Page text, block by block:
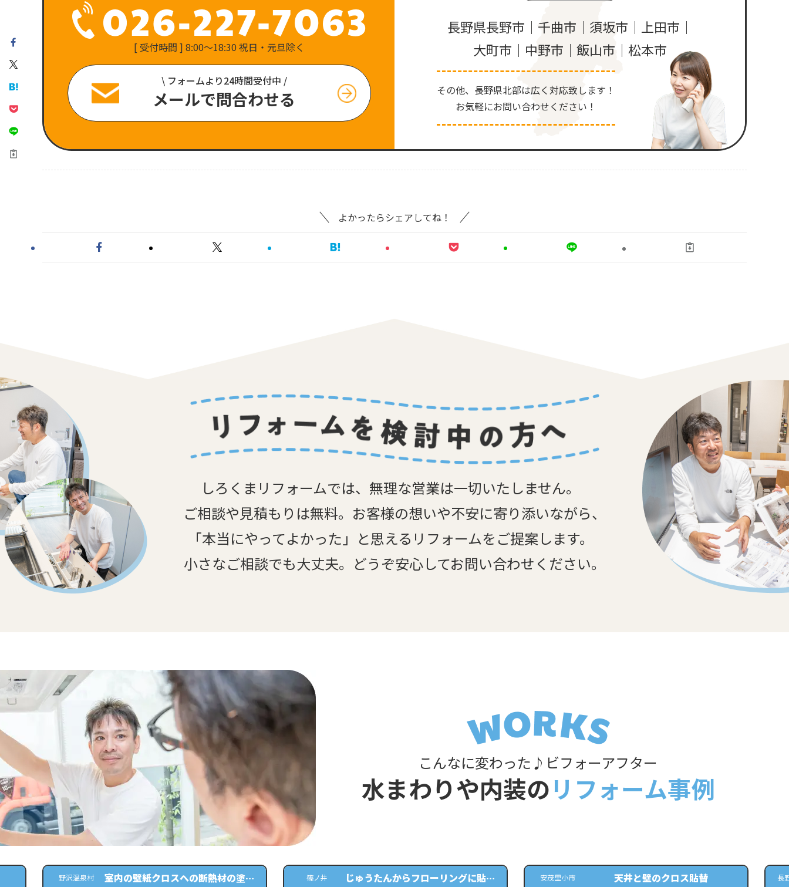
[ 受付時間 ] 8:00〜18:30 祝日・元旦除く
\ フォームより24時間受付中 /
メールで問合わせる
長野県長野市｜千曲市｜須坂市｜上田市｜
大町市｜中野市｜飯山市｜松本市
その他、⻑野県北部は広く対応致します！
お気軽にお問い合わせください！
よかったらシェアしてね！
しろくまリフォームでは、無理な営業は一切いたしません。
ご相談や見積もりは無料。お客様の想いや不安に寄り添いながら、
「本当にやってよかった」と思えるリフォームをご提案します。
小さなご相談でも大丈夫。どうぞ安心してお問い合わせください。
こんなに変わった♪ビフォーアフター
水まわりや内装のリフォーム事例
野沢温泉村
室内の壁紙クロスへの断熱材の塗布
篠ノ井
じゅうたんからフローリングに貼り
安茂里小市 天井と壁のクロス貼替 長